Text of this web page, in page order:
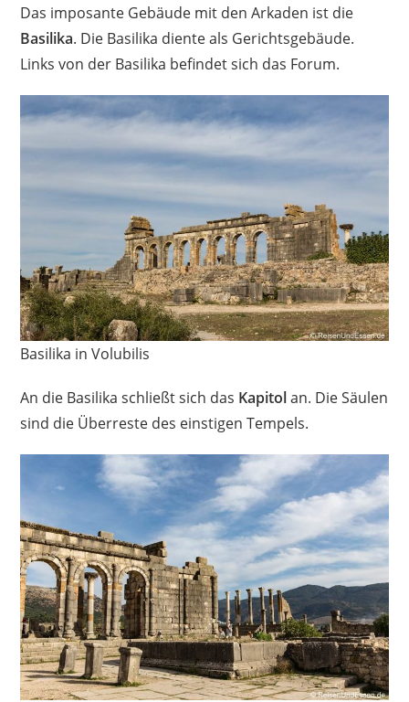
Das imposante Gebäude mit den Arkaden ist die
Basilika. Die Basilika diente als Gerichtsgebäude.
Links von der Basilika befindet sich das Forum.
Basilika in Volubilis
An die Basilika schließt sich das Kapitolan. Die Säulen
sind die Überreste des einstigen Tempels.